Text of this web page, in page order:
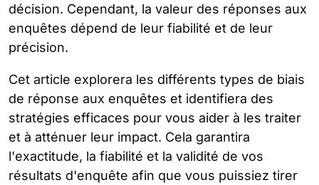
décision. Cependant, la valeur des réponses aux
enquêtes dépend de leur fiabilité et de leur
précision.
Cet article explorera les différents types de biais
de réponse aux enquêtes et identifiera des
stratégies efficaces pour vous aider à les traiter
et à atténuer leur impact. Cela garantira
l'exactitude, la fiabilité et la validité de vos
résultats d'enquête afin que vous puissiez tirer